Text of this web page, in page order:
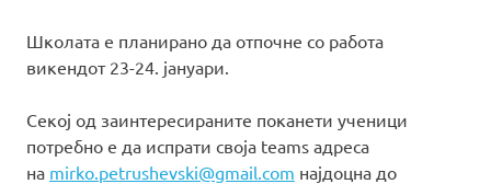
Школата е планирано да отпочне со работа
викендот 23-24. јануари.
Секој од заинтересираните поканети ученици
потребно е да испрати своја teams адреса
на mirko.petrushevski@gmail.com најдоцна до